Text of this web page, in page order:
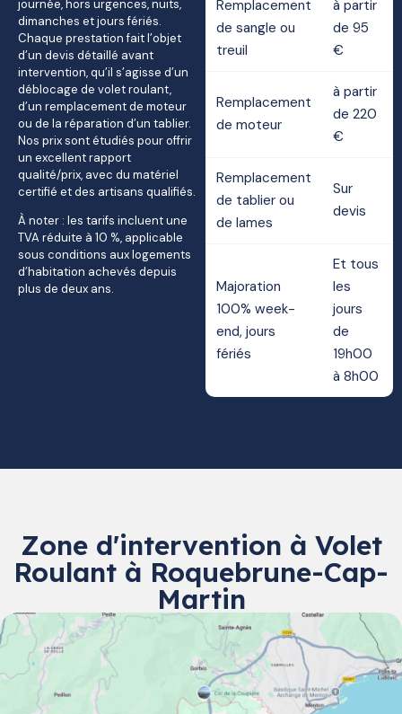
journée, hors urgences, nuits,
dimanches et jours fériés.
Chaque prestation fait l’objet
d’un devis détaillé avant
intervention, qu’il s’agisse d’un
déblocage de volet roulant,
d’un remplacement de moteur
ou de la réparation d’un tablier.
Nos prix sont étudiés pour offrir
un excellent rapport
qualité/prix, avec du matériel
certifié et des artisans qualifiés.
À noter : les tarifs incluent une
TVA réduite à 10 %, applicable
sous conditions aux logements
d’habitation achevés depuis
plus de deux ans.
Remplacement
de sangle ou
treuil
à partir
de 95
€
Remplacement
de moteur
à partir
de 220
€
Remplacement
de tablier ou
de lames
Sur
devis
Majoration
100% week-
end, jours
fériés
Et tous
les
jours
de
19h00
à 8h00
Zone d'intervention à Volet
Roulant à Roquebrune-Cap-
Martin